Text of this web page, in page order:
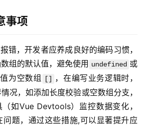
事项
错，开发者应养成良好的编码习惯，
组的默认值，避免使用 undefined 或
为空数组 []
，在编写业务逻辑时，
况，如添加长度校验或空数组分支，
如Vue Devtools）监控数据变化，
问题，通过这些措施,可以显著提升应